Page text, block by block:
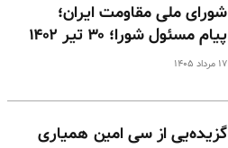
شورای ملی مقاومت ایران؛
پیام مسئول شورا؛ ۳۰ تیر ۱۴۰۲
۱۷ مرداد ۱۴۰۵
گزیده‌یی از سی امین همیاری